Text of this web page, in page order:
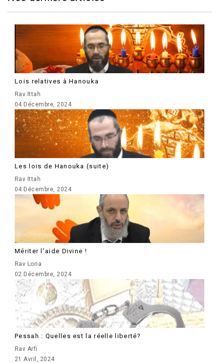
Lois relatives à Hanouka
Rav Ittah
04 Décembre, 2024
Les lois de Hanouka (suite)
Rav Ittah
04 Décembre, 2024
Mériter l'aide Divine !
Rav Loria
02 Décembre, 2024
Pessah : Quelles est la réelle liberté?
Rav Arfi
21 Avril, 2024